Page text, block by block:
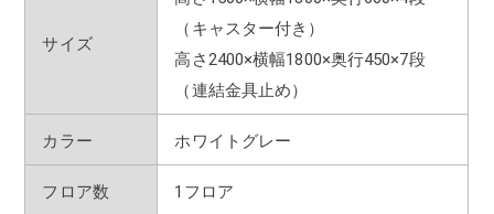
サイズ
（キャスター付き）
高さ2400×横幅1800×奥行450×7段
（連結金具止め）
カラー ホワイトグレー
フロア数 1フロア